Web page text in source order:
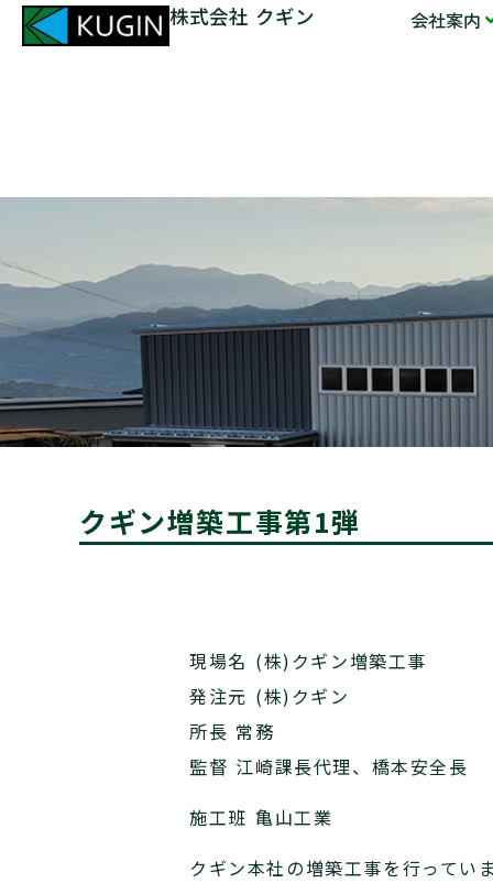
株式会社 クギン 会社案内
クギン増築工事第1弾
現場名 (株)クギン増築工事
発注元 (株)クギン
所長 常務
監督 江崎課長代理、橋本安全長
施工班 亀山工業
クギン本社の増築工事を行ってい